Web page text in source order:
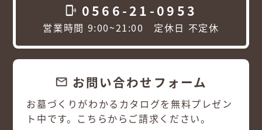
phonelink_ring 0566-21-0953
営業時間 9:00~21:00 定休日 不定休
email お問い合わせフォーム
お墓づくりがわかるカタログを無料プレゼン
ト中です。こちらからご請求ください。